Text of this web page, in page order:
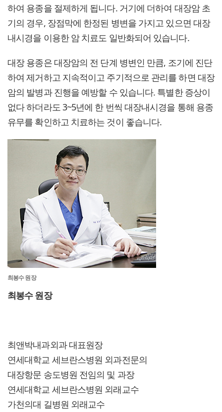
하여 용종을 절제하게 됩니다. 거기에 더하여 대장암 초
기의 경우, 장점막에 한정된 병변을 가지고 있으면 대장
내시경을 이용한 암 치료도 일반화되어 있습니다.
대장 용종은 대장암의 전 단계 병변인 만큼, 조기에 진단
하여 제거하고 지속적이고 주기적으로 관리를 하면 대장
암의 발병과 진행을 예방할 수 있습니다. 특별한 증상이
없다 하더라도 3~5년에 한 번씩 대장내시경을 통해 용종
유무를 확인하고 치료하는 것이 좋습니다.
최봉수 원장
최봉수 원장
최앤박내과외과 대표원장
연세대학교 세브란스병원 외과전문의
대장항문 송도병원 전임의 및 과장
연세대학교 세브란스병원 외래교수
가천의대 길병원 외래교수